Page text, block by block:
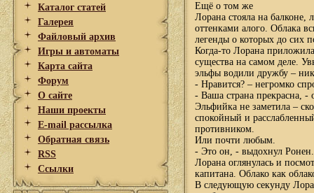
Каталог статей
Галерея
Файловый архив
Игры и автоматы
Карта сайта
Форум
О сайте
Наши проекты
E-mail рассылка
Обратная связь
RSS
Ссылки
Ещё о том же
Лорана стояла на балконе,
оттенками алого. Облака
легенды о которых до сих
Когда-то Лорана
существа на самом деле.
эльфы водили дружбу –
- Нравится? – негромко
- Ваша страна прекрасна, -
Эльфийка не заметила –
спокойный и
противником.
Или почти любым.
- Это он, - выдохнул
Лорана оглянулась и
капитана. Облако как
В следующую секунду